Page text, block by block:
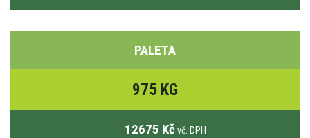
PALETA
975 KG
12675 Kč vč. DPH